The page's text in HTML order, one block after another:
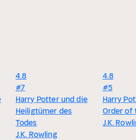
4.8
#7
Harry Potter und die
Heiligtümer des
Todes
J.K. Rowling
4.8
#5
Harry
Order of
J.K.